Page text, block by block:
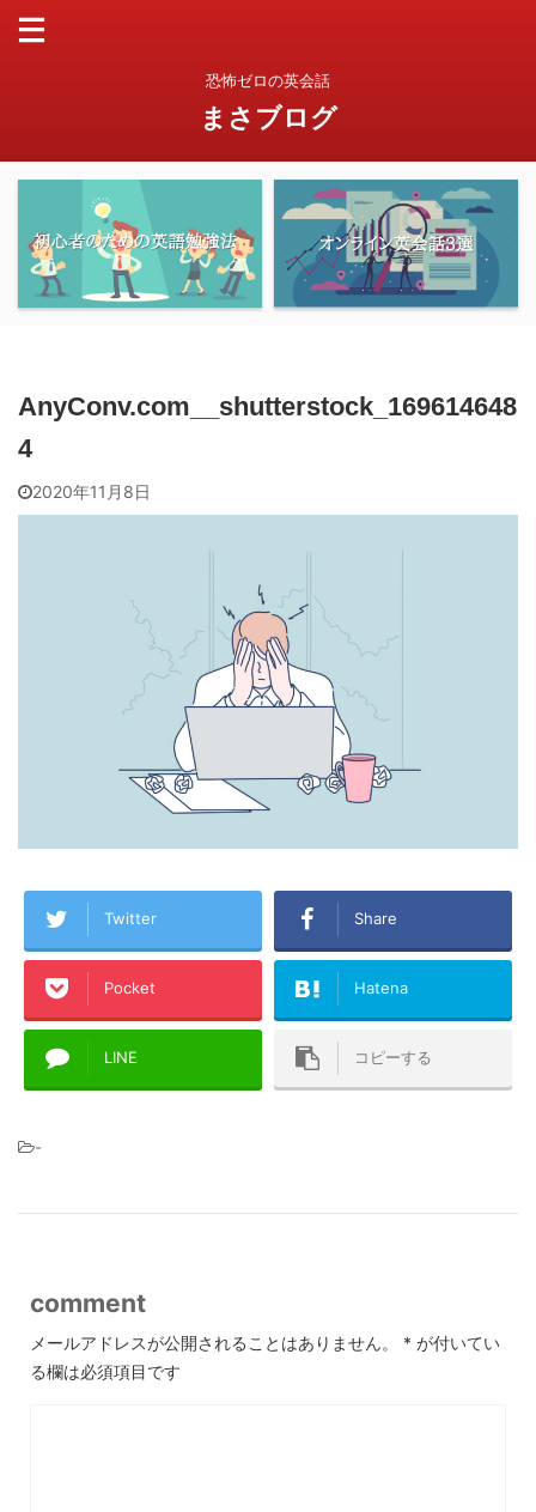
恐怖ゼロの英会話
まさブログ
AnyConv.com__shutterstock_169614648
4
2020年11月8日
Twitter Share
Pocket Hatena
LINE コピーする
-
comment
メールアドレスが公開されることはありません。 * が付いてい
る欄は必須項目です